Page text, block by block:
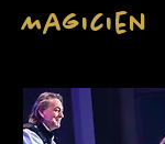
Magicien